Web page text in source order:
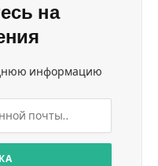
на
информацию